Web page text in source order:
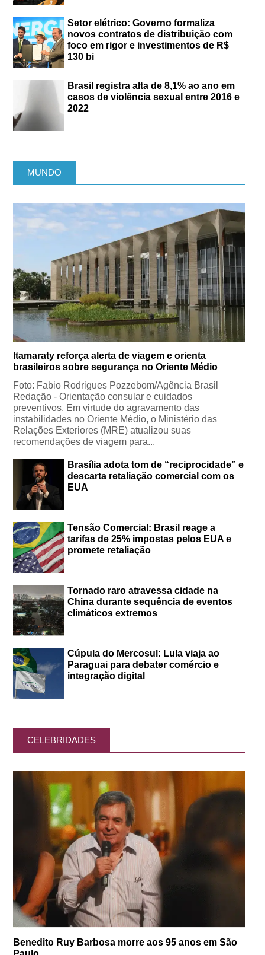
Setor elétrico: Governo formaliza
novos contratos de distribuição com
foco em rigor e investimentos de R$
130 bi
Brasil registra alta de 8,1% ao ano em
casos de violência sexual entre 2016 e
2022
MUNDO
Itamaraty reforça alerta de viagem e orienta
brasileiros sobre segurança no Oriente Médio
Foto: Fabio Rodrigues Pozzebom/Agência Brasil
Redação - Orientação consular e cuidados
preventivos. Em virtude do agravamento das
instabilidades no Oriente Médio, o Ministério das
Relações Exteriores (MRE) atualizou suas
recomendações de viagem para...
Brasília adota tom de “reciprocidade” e
descarta retaliação comercial com os
EUA
Tensão Comercial: Brasil reage a
tarifas de 25% impostas pelos EUA e
promete retaliação
Tornado raro atravessa cidade na
China durante sequência de eventos
climáticos extremos
Cúpula do Mercosul: Lula viaja ao
Paraguai para debater comércio e
integração digital
CELEBRIDADES
Benedito Ruy Barbosa morre aos 95 anos em São